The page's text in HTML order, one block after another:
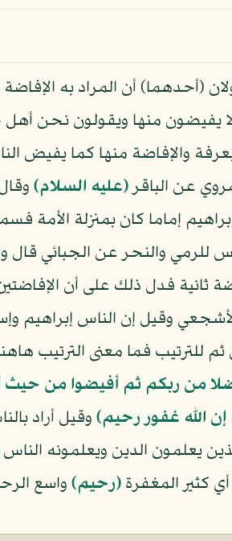
(أحدهما) أن المراد به
يفيضون منها ويقولون نحن أهل
والإفاضة منها كما يفيض
عن الباقر(عليه السلام)
إماما كان بمنزلة الأمة
والنحر عن الجبائي قال
فدل ذلك على أن الإفاضتين
وقيل إن الناس إبراهيم
للترتيب فما معنى الترتيب
من ربكم ثم أفيضوا من
إن الله غفور رحيم)وقيل أراد
يعلمون الدين ويعلمونه الناس
أي كثير المغفرة ﴿رحيم﴾ واسع